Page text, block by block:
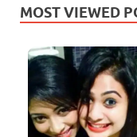
MOST VIEWED